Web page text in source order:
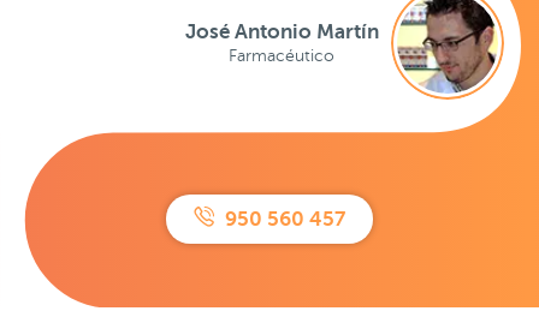
950 560 457
José Antonio Martín
Farmacéutico